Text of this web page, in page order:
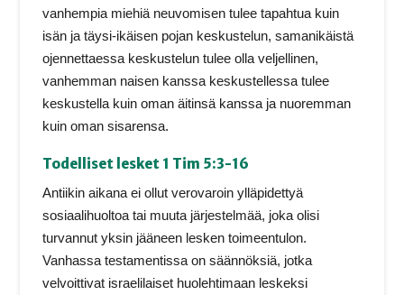
vanhempia miehiä neuvomisen tulee tapahtua kuin
isän ja täysi-ikäisen pojan keskustelun, samanikäistä
ojennettaessa keskustelun tulee olla veljellinen,
vanhemman naisen kanssa keskustellessa tulee
keskustella kuin oman äitinsä kanssa ja nuoremman
kuin oman sisarensa.
Todelliset lesket 1 Tim 5:3-16
Antiikin aikana ei ollut verovaroin ylläpidettyä
sosiaalihuoltoa tai muuta järjestelmää, joka olisi
turvannut yksin jääneen lesken toimeentulon.
Vanhassa testamentissa on säännöksiä, jotka
velvoittivat israelilaiset huolehtimaan leskeksi